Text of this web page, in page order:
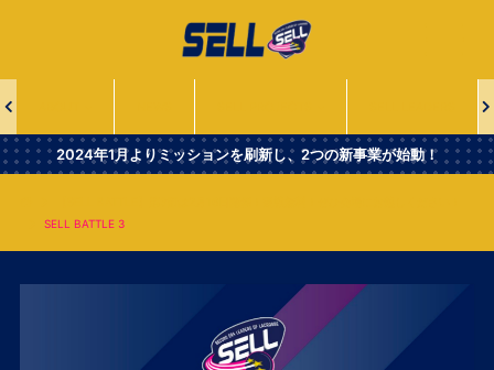
団
法
Second
Era
2024年1月よりミッションを刷新し、2つの新事業が始動！
SELL BATTLE 3